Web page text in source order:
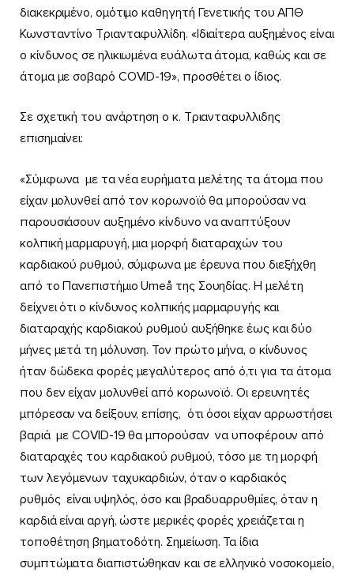
διακεκριμένο, ομότιμο καθηγητή Γενετικής του ΑΠΘ
Κωνσταντίνο Τριανταφυλλίδη. «Ιδιαίτερα αυξημένος είναι
ο κίνδυνος σε ηλικιωμένα ευάλωτα άτομα, καθώς και σε
άτομα με σοβαρό COVID-19», προσθέτει ο ίδιος.
Σε σχετική του ανάρτηση ο κ. Τριανταφυλλιδης
επισημαίνει:
«Σύμφωνα με τα νέα ευρήματα μελέτης τα άτομα που
είχαν μολυνθεί από τον κορωνοϊό θα μπορούσαν να
παρουσιάσουν αυξημένο κίνδυνο να αναπτύξουν
κολπική μαρμαρυγή, μια μορφή διαταραχών του
καρδιακού ρυθμού, σύμφωνα με έρευνα που διεξήχθη
από το Πανεπιστήμιο Umeå της Σουηδίας. Η μελέτη
δείχνει ότι ο κίνδυνος κολπικής μαρμαρυγής και
διαταραχής καρδιακού ρυθμού αυξήθηκε έως και δύο
μήνες μετά τη μόλυνση. Τον πρώτο μήνα, ο κίνδυνος
ήταν δώδεκα φορές μεγαλύτερος από ό,τι για τα άτομα
που δεν είχαν μολυνθεί από κορωνοϊό. Οι ερευνητές
μπόρεσαν να δείξουν, επίσης, ότι όσοι είχαν αρρωστήσει
βαριά με COVID-19 θα μπορούσαν να υποφέρουν από
διαταραχές του καρδιακού ρυθμού, τόσο με τη μορφή
των λεγόμενων ταχυκαρδιών, όταν ο καρδιακός
ρυθμός είναι υψηλός, όσο και βραδυαρρυθμίες, όταν η
καρδιά είναι αργή, ώστε μερικές φορές χρειάζεται η
τοποθέτηση βηματοδότη. Σημείωση. Τα ίδια
συμπτώματα διαπιστώθηκαν και σε ελληνικό νοσοκομείο,